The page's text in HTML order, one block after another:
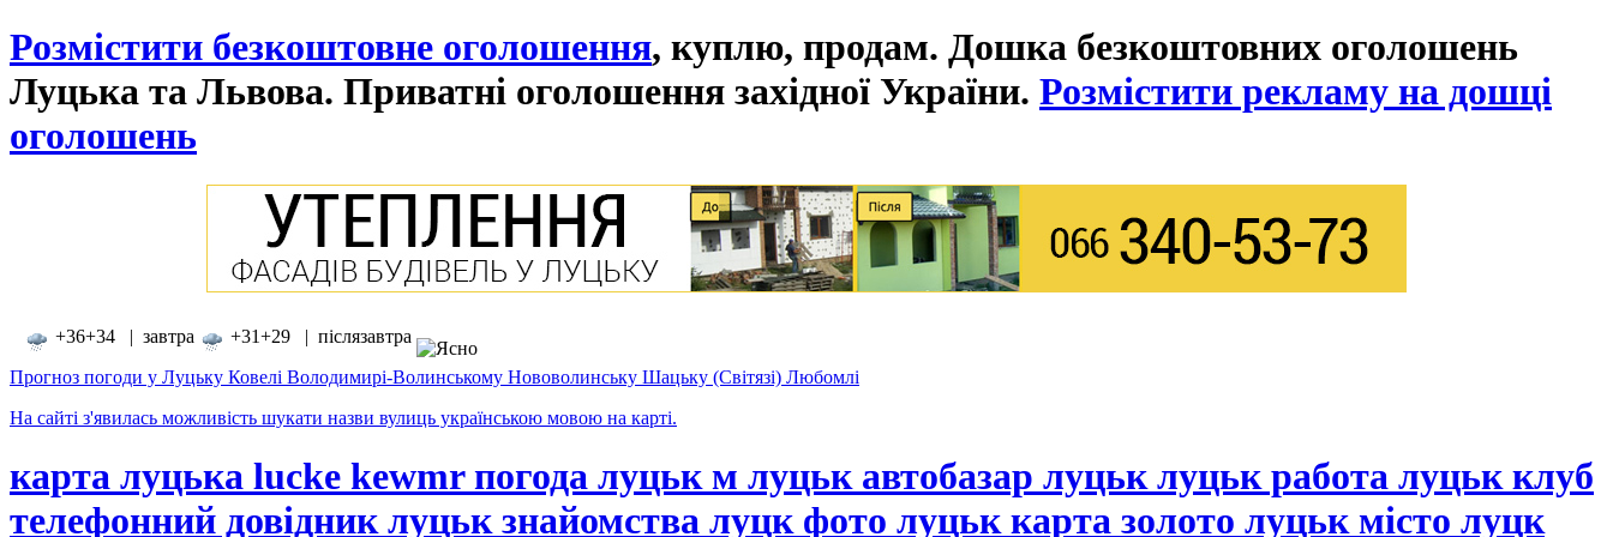
Розмістити безкоштовне оголошення, куплю, продам. Дошка безкоштовних оголошень
Луцька та Львова. Приватні оголошення західної України. Розмістити рекламу на дошці
оголошень
+36+34 | завтра
+31+29 | післязавтра
Прогноз погоди у Луцьку Ковелі Володимирі-Волинському Нововолинську Шацьку (Світязі) Любомлі
На сайті з'явилась можливість шукати назви вулиць українською мовою на карті.
карта луцька lucke kewmr погода луцьк м луцьк автобазар луцьк луцьк работа луцьк клуб
телефонний довідник луцьк знайомства луцк фото луцьк карта золото луцьк місто луцк